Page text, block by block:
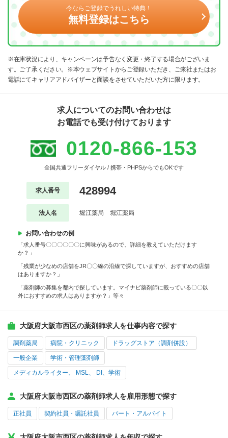
今ならご登録でうれしい特典！
無料登録はこちら
※在庫状況により、キャンペーンは予告なく変更・終了する場合がございま
す。ご了承ください。※本ウェブサイトからご登録いただき、ご来社またはお
電話にてキャリアアドバイザーと面談をさせていただいた方に限ります。
求人についてのお問い合わせは
お電話でも受け付けております
0120-866-153
全国共通フリーダイヤル / 携帯・PHPSからでもOKです
求人番号 428994
法人名 堀江薬局 堀江薬局
お問い合わせの例
「求人番号〇〇〇〇〇〇に興味があるので、詳細を教えていただけます
か？」
「残業が少なめの店舗をJR〇〇線の沿線で探していますが、おすすめの店舗
はありますか？」
「薬剤師の募集を都内で探しています。マイナビ薬剤師に載っている〇〇以
外におすすめの求人はありますか？」等々
大阪府大阪市西区の薬剤師求人を仕事内容で探す
調剤薬局 病院・クリニック ドラッグストア（調剤併設）
一般企業 学術・管理薬剤師
メディカルライター、 MSL、 DI、学術
大阪府大阪市西区の薬剤師求人を雇用形態で探す
正社員 契約社員・嘱託社員 パート・アルバイト